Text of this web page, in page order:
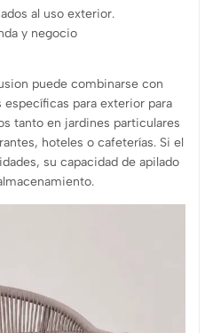
al uso exterior.
y negocio
puede combinarse con
para exterior para
tanto en jardines particulares
hoteles o cafeterías. Si el
su capacidad de apilado